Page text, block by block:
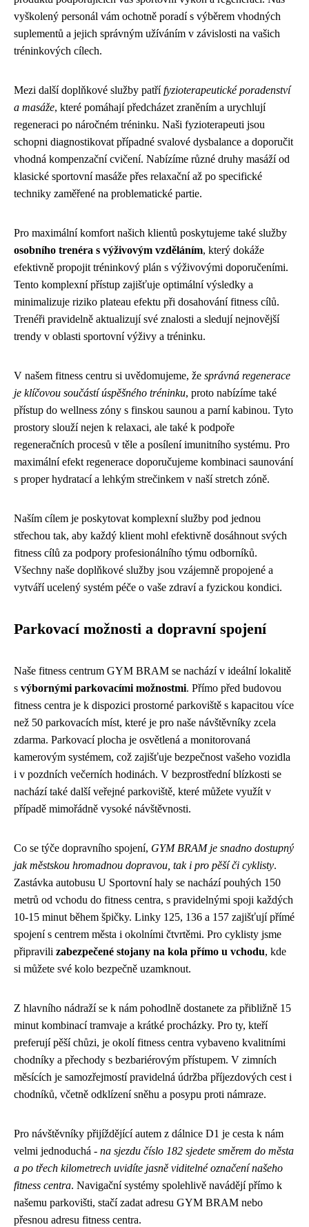
vyškolený personál vám ochotně poradí s výběrem vhodných
suplementů a jejich správným užíváním v závislosti na vašich
tréninkových cílech.
Mezi další doplňkové služby patřífyzioterapeutické poradenství
a masáže, které pomáhají předcházet zraněním a urychlují
regeneraci po náročném tréninku. Naši fyzioterapeuti jsou
schopni diagnostikovat případné svalové dysbalance a doporučit
vhodná kompenzační cvičení. Nabízíme různé druhy masáží od
klasické sportovní masáže přes relaxační až po specifické
techniky zaměřené na problematické partie.
Pro maximální komfort našich klientů poskytujeme také služby
osobního trenéra s výživovým vzděláním, který dokáže
efektivně propojit tréninkový plán s výživovými doporučeními.
Tento komplexní přístup zajišťuje optimální výsledky a
minimalizuje riziko plateau efektu při dosahování fitness cílů.
Trenéři pravidelně aktualizují své znalosti a sledují nejnovější
trendy v oblasti sportovní výživy a tréninku.
V našem fitness centru si uvědomujeme, že správná regenerace
je klíčovou součástí úspěšného tréninku, proto nabízíme také
přístup do wellness zóny s finskou saunou a parní kabinou. Tyto
prostory slouží nejen k relaxaci, ale také k podpoře
regeneračních procesů v těle a posílení imunitního systému. Pro
maximální efekt regenerace doporučujeme kombinaci saunování
s proper hydratací a lehkým strečinkem v naší stretch zóně.
Naším cílem je poskytovat komplexní služby pod jednou
střechou tak, aby každý klient mohl efektivně dosáhnout svých
fitness cílů za podpory profesionálního týmu odborníků.
Všechny naše doplňkové služby jsou vzájemně propojené a
vytváří ucelený systém péče o vaše zdraví a fyzickou kondici.
Parkovací možnosti a dopravní spojení
Naše fitness centrum GYM BRAM se nachází v ideální lokalitě
s výbornými parkovacími možnostmi. Přímo před budovou
fitness centra je k dispozici prostorné parkoviště s kapacitou více
než 50 parkovacích míst, které je pro naše návštěvníky zcela
zdarma. Parkovací plocha je osvětlená a monitorovaná
kamerovým systémem, což zajišťuje bezpečnost vašeho vozidla
i v pozdních večerních hodinách. V bezprostřední blízkosti se
nachází také další veřejné parkoviště, které můžete využít v
případě mimořádně vysoké návštěvnosti.
Co se týče dopravního spojení, GYM BRAM je snadno dostupný
jak městskou hromadnou dopravou, tak i pro pěší či cyklisty.
Zastávka autobusu U Sportovní haly se nachází pouhých 150
metrů od vchodu do fitness centra, s pravidelnými spoji každých
10-15 minut během špičky. Linky 125, 136 a 157 zajišťují přímé
spojení s centrem města i okolními čtvrtěmi. Pro cyklisty jsme
připravili zabezpečené stojany na kola přímo u vchodu, kde
si můžete své kolo bezpečně uzamknout.
Z hlavního nádraží se k nám pohodlně dostanete za přibližně 15
minut kombinací tramvaje a krátké procházky. Pro ty, kteří
preferují pěší chůzi, je okolí fitness centra vybaveno kvalitními
chodníky a přechody s bezbariérovým přístupem. V zimních
měsících je samozřejmostí pravidelná údržba příjezdových cest i
chodníků, včetně odklízení sněhu a posypu proti námraze.
Pro návštěvníky přijíždějící autem z dálnice D1 je cesta k nám
velmi jednoduchá - na sjezdu číslo 182 sjedete směrem do města
a po třech kilometrech uvidíte jasně viditelné označení našeho
fitness centra. Navigační systémy spolehlivě navádějí přímo k
našemu parkovišti, stačí zadat adresu GYM BRAM nebo
přesnou adresu fitness centra.